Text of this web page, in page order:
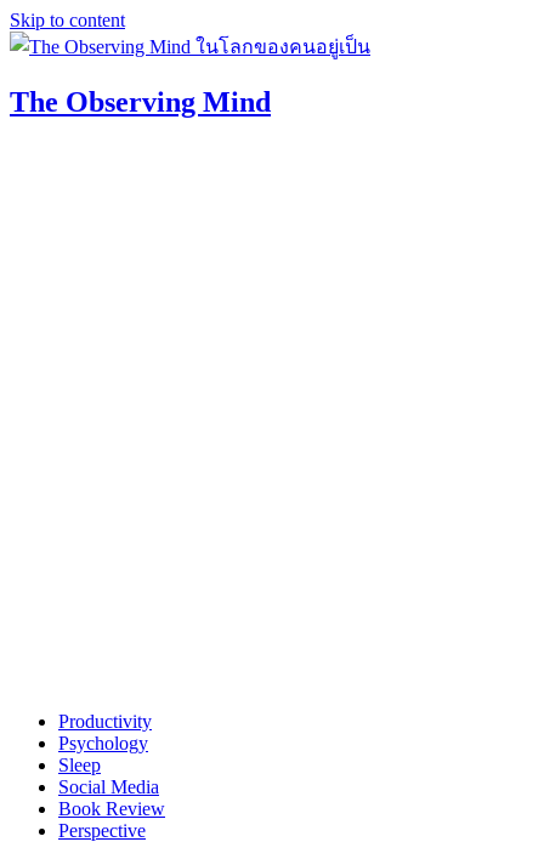
Skip to content
The Observing Mind
Productivity
Psychology
Sleep
Social Media
Book Review
Perspective